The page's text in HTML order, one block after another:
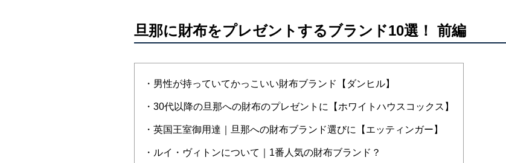
旦那に財布をプレゼントするブランド10選！ 前編
・男性が持っていてかっこいい財布ブランド【ダンヒル】
・30代以降の旦那への財布のプレゼントに【ホワイトハウスコックス】
・英国王室御用達｜旦那への財布ブランド選びに【エッティンガー】
・ルイ・ヴィトンについて｜1番人気の財布ブランド？